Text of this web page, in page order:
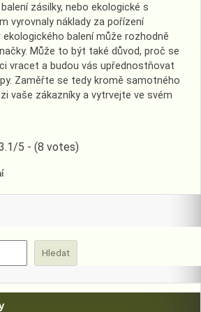
zásilky, nebo ekologické s
vyrovnaly náklady za pořízení
ekologického balení může rozhodně
Může to být také důvod, proč se
vracet a budou vás upřednostňovat
Zaměřte se tedy kromě samotného
vaše zákazníky a vytrvejte ve svém
5 - (8 votes)
Hledat